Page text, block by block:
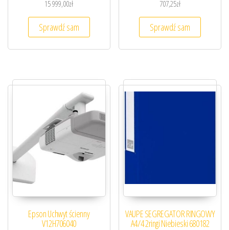
15 999,00zł
Sprawdź sam
707,25zł
Sprawdź sam
Epson Uchwyt ścienny
V12H706040
VAUPE SEGREGATOR RINGOWY
A4/4 2ringi Niebieski 680182